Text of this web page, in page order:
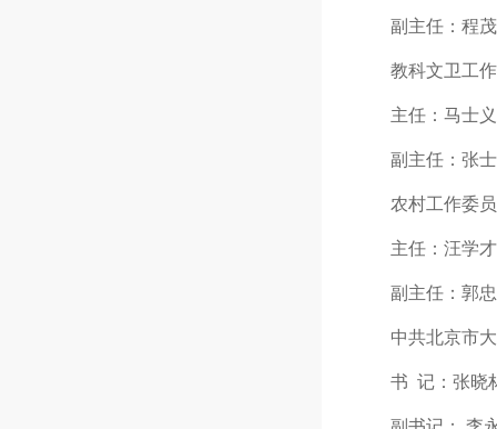
副主任：程茂
教科文卫工作
主任：马士义
副主任：张士
农村工作委员
主任：汪学才
副主任：郭忠
中共北京市大
书 记：张晓林